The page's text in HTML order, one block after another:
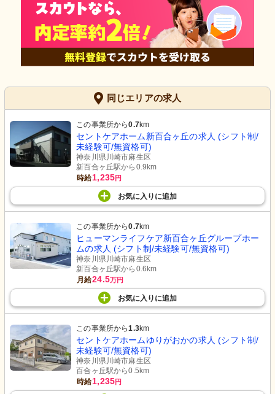
同じエリアの求人
この事業所から0.7km
セントケアホーム新百合ヶ丘の求人 (シフト制/
未経験可/無資格可)
神奈川県川崎市麻生区
新百合ヶ丘駅から0.9km
時給1,235円
お気に入り に追加
この事業所から0.7km
ヒューマンライフケア新百合ヶ丘グループホー
ムの求人 (シフト制/未経験可/無資格可)
神奈川県川崎市麻生区
新百合ヶ丘駅から0.6km
月給24.5万円
お気に入り に追加
この事業所から1.3km
セントケアホームゆりがおかの求人 (シフト制/
未経験可/無資格可)
神奈川県川崎市麻生区
百合ヶ丘駅から0.5km
時給1,235円